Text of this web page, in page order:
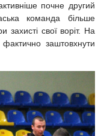
почне другий
команда більше
захисті свої воріт. На
заштовхнути